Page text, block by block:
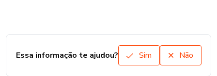
Essa informação te ajudou? Sim Não